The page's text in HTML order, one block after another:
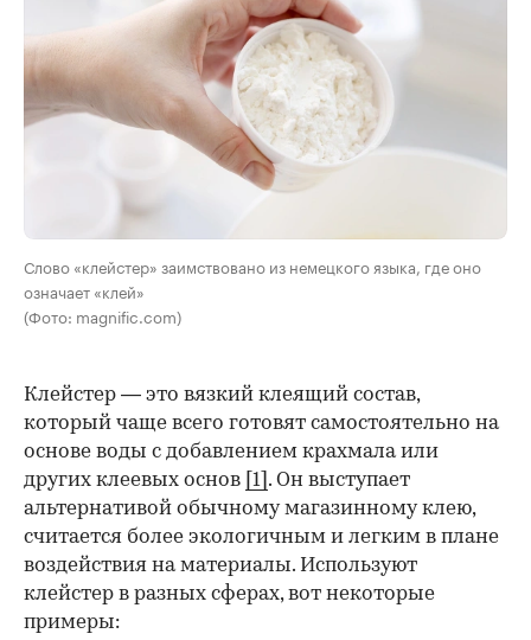
Слово «клейстер» заимствовано из немецкого языка, где оно
означает «клей»
(Фото: magnific.com)
00:00 / 00:00
Клейстер — это вязкий клеящий состав,
который чаще всего готовят самостоятельно на
основе воды с добавлением крахмала или
других клеевых основ [1] . Он выступает
альтернативой обычному магазинному клею,
считается более экологичным и легким в плане
воздействия на материалы. Используют
клейстер в разных сферах, вот некоторые
примеры: